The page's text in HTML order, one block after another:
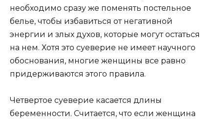
необходимо сразу же поменять постельное
белье, чтобы избавиться от негативной
энергии и злых духов, которые могут остаться
на нем. Хотя это суеверие не имеет научного
обоснования, многие женщины все равно
придерживаются этого правила.
Четвертое суеверие касается длины
беременности. Считается, что если женщина